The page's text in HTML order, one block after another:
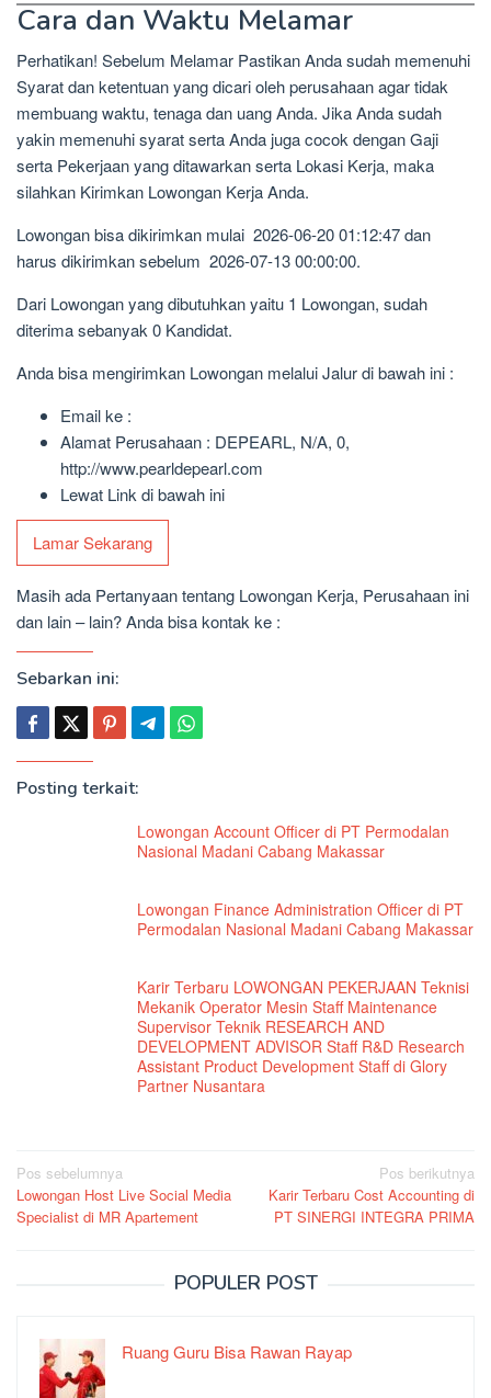
Cara dan Waktu Melamar
Perhatikan! Sebelum Melamar Pastikan Anda sudah memenuhi
Syarat dan ketentuan yang dicari oleh perusahaan agar tidak
membuang waktu, tenaga dan uang Anda. Jika Anda sudah
yakin memenuhi syarat serta Anda juga cocok dengan Gaji
serta Pekerjaan yang ditawarkan serta Lokasi Kerja, maka
silahkan Kirimkan Lowongan Kerja Anda.
Lowongan bisa dikirimkan mulai 2026-06-20 01:12:47 dan
harus dikirimkan sebelum 2026-07-13 00:00:00.
Dari Lowongan yang dibutuhkan yaitu 1 Lowongan, sudah
diterima sebanyak 0 Kandidat.
Anda bisa mengirimkan Lowongan melalui Jalur di bawah ini :
Email ke :
Alamat Perusahaan : DEPEARL, N/A, 0,
http://www.pearldepearl.com
Lewat Link di bawah ini
Lamar Sekarang
Masih ada Pertanyaan tentang Lowongan Kerja, Perusahaan ini
dan lain – lain? Anda bisa kontak ke :
Sebarkan ini:
Posting terkait:
Lowongan Account Officer di PT Permodalan
Nasional Madani Cabang Makassar
Lowongan Finance Administration Officer di PT
Permodalan Nasional Madani Cabang Makassar
Karir Terbaru LOWONGAN PEKERJAAN Teknisi
Mekanik Operator Mesin Staff Maintenance
Supervisor Teknik RESEARCH AND
DEVELOPMENT ADVISOR Staff R&D Research
Assistant Product Development Staff di Glory
Partner Nusantara
Navigasi
pos
Pos sebelumnya
Lowongan Host Live Social Media
Specialist di MR Apartement
Pos berikutnya
Karir Terbaru Cost Accounting di
PT SINERGI INTEGRA PRIMA
POPULER POST
Ruang Guru Bisa Rawan Rayap